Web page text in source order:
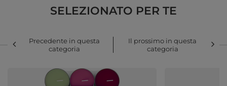
SELEZIONATO PER TE
Precedente in questa
categoria
Il prossimo in questa
categoria